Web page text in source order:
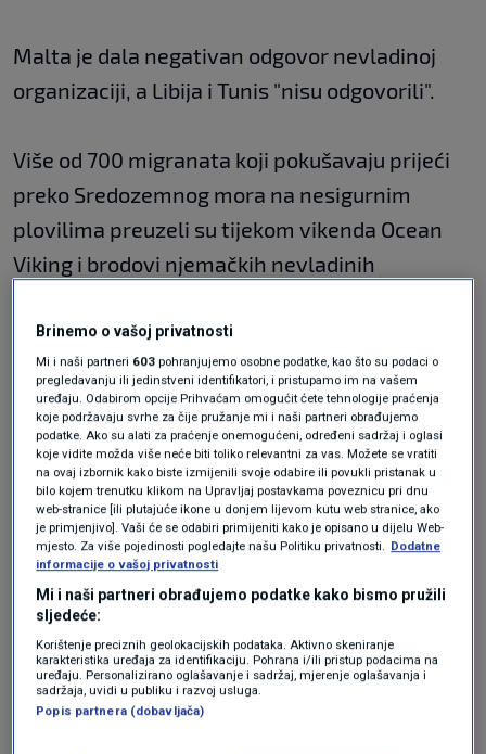
Malta je dala negativan odgovor nevladinoj
organizaciji, a Libija i Tunis "nisu odgovorili".
Više od 700 migranata koji pokušavaju prijeći
preko Sredozemnog mora na nesigurnim
plovilima preuzeli su tijekom vikenda Ocean
Viking i brodovi njemačkih nevladinih
"Situacija je neodrživa na brodu", rekla je
glasnogovornica SOS Mediterana.
"Uz valove koji su sve veći i po
velikoj sparini fizičko stanje ljudi na brodu je
sve lošije", objavila je nevladina organizacija na
Twitteru u ponedjeljak.
"Mnogi pate od morske bolesti. Neki su se
onesvijestili od vrućine i teškoća koje su
doživjeli", napisala je na Twitteru voditeljica
liječničkog tima.
Brinemo o vašoj privatnosti
Mi i naši partneri 603 pohranjujemo osobne podatke, kao što su podaci o
pregledavanju ili jedinstveni identifikatori, i pristupamo im na vašem
uređaju. Odabirom opcije Prihvaćam omogućit ćete tehnologije praćenja
koje podržavaju svrhe za čije pružanje mi i naši partneri obrađujemo
podatke. Ako su alati za praćenje onemogućeni, određeni sadržaj i oglasi
koje vidite možda više neće biti toliko relevantni za vas. Možete se vratiti
na ovaj izbornik kako biste izmijenili svoje odabire ili povukli pristanak u
bilo kojem trenutku klikom na Upravljaj postavkama poveznicu pri dnu
web-stranice [ili plutajuće ikone u donjem lijevom kutu web stranice, ako
je primjenjivo]. Vaši će se odabiri primijeniti kako je opisano u dijelu Web-
mjesto. Za više pojedinosti pogledajte našu Politiku privatnosti. Dodatne
informacije o vašoj privatnosti
Mi i naši partneri obrađujemo podatke kako bismo pružili
sljedeće:
Korištenje preciznih geolokacijskih podataka. Aktivno skeniranje
karakteristika uređaja za identifikaciju. Pohrana i/ili pristup podacima na
uređaju. Personalizirano oglašavanje i sadržaj, mjerenje oglašavanja i
sadržaja, uvidi u publiku i razvoj usluga.
Popis partnera (dobavljača)